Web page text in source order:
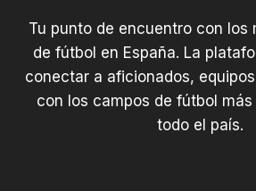
Tu punto de encuentro con los
de fútbol en España. La
conectar a aficionados,
con los campos de fútbol
todo el país.